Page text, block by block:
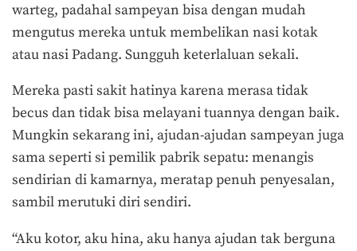
warteg, padahal sampeyan bisa dengan mudah
mengutus mereka untuk membelikan nasi kotak
atau nasi Padang. Sungguh keterlaluan sekali.
Mereka pasti sakit hatinya karena merasa tidak
becus dan tidak bisa melayani tuannya dengan baik.
Mungkin sekarang ini, ajudan-ajudan sampeyan juga
sama seperti si pemilik pabrik sepatu: menangis
sendirian di kamarnya, meratap penuh penyesalan,
sambil merutuki diri sendiri.
“Aku kotor, aku hina, aku hanya ajudan tak berguna